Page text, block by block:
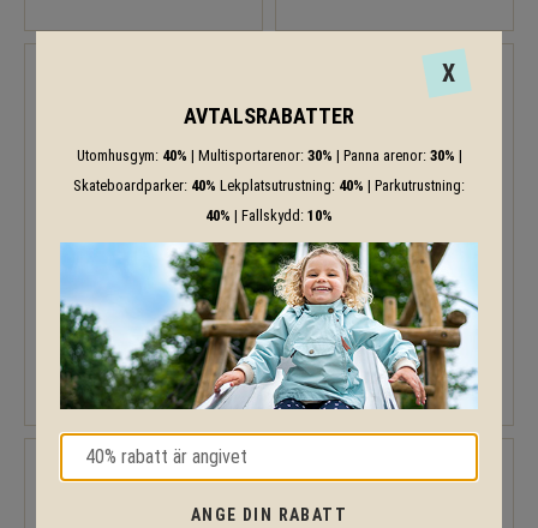
Stilum - Surfing
168 953KR
Velis2
Stilum - Surfing
134 687KR
X
AVTALSRABATTER
Utomhusgym: 40% | Multisportarenor: 30% | Panna arenor: 30% |
Skateboardparker: 40% Lekplatsutrustning: 40% | Parkutrustning:
40% | Fallskydd: 10%
ANGE DIN RABATT